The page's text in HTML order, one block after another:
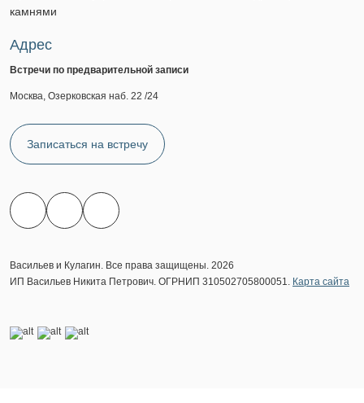
камнями
Адрес
Встречи по предварительной записи
Москва, Озерковская наб. 22 /24
Записаться на встречу
Васильев и Кулагин. Все права защищены. 2026
ИП Васильев Никита Петрович. ОГРНИП 310502705800051. Карта сайта